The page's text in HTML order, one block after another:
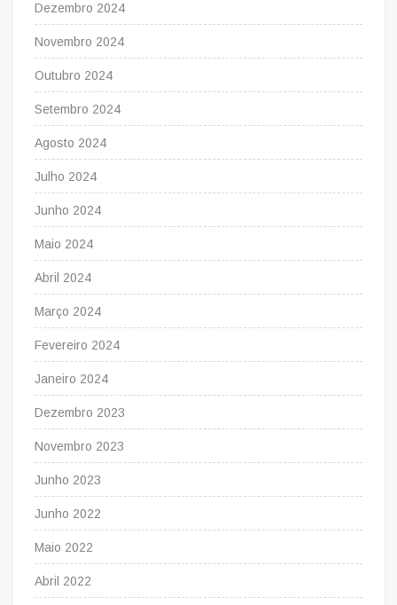
Dezembro 2024
Novembro 2024
Outubro 2024
Setembro 2024
Agosto 2024
Julho 2024
Junho 2024
Maio 2024
Abril 2024
Março 2024
Fevereiro 2024
Janeiro 2024
Dezembro 2023
Novembro 2023
Junho 2023
Junho 2022
Maio 2022
Abril 2022